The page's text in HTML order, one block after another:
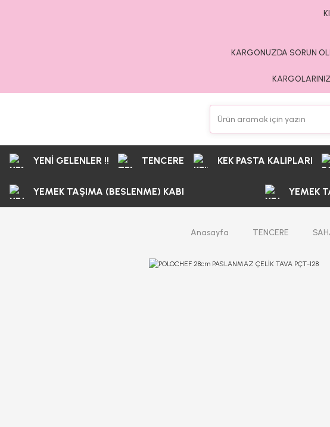
KARGONUZDA SORUN
YENİ GELENLER !! TENCERE KEK PASTA KALIPLARI
YEMEK TAŞIMA (BESLENME) KABI YEMEK
Anasayfa TENCERE